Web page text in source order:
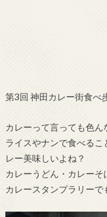
第3回 神田カレー街食べ
カレーって言っても色
ライスやナンで食べる
レー美味しいよね？
カレーうどん・カレー
カレースタンプラリーで